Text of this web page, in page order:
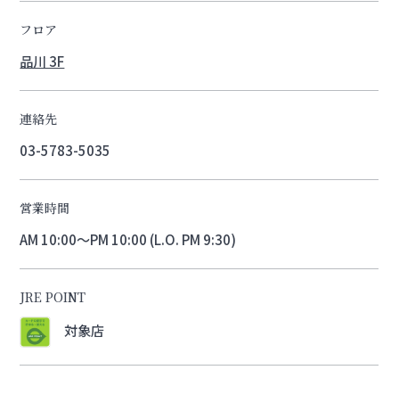
フロア
品川 3F
連絡先
03-5783-5035
営業時間
AM 10:00～PM 10:00 (L.O. PM 9:30)
JRE POINT
対象店